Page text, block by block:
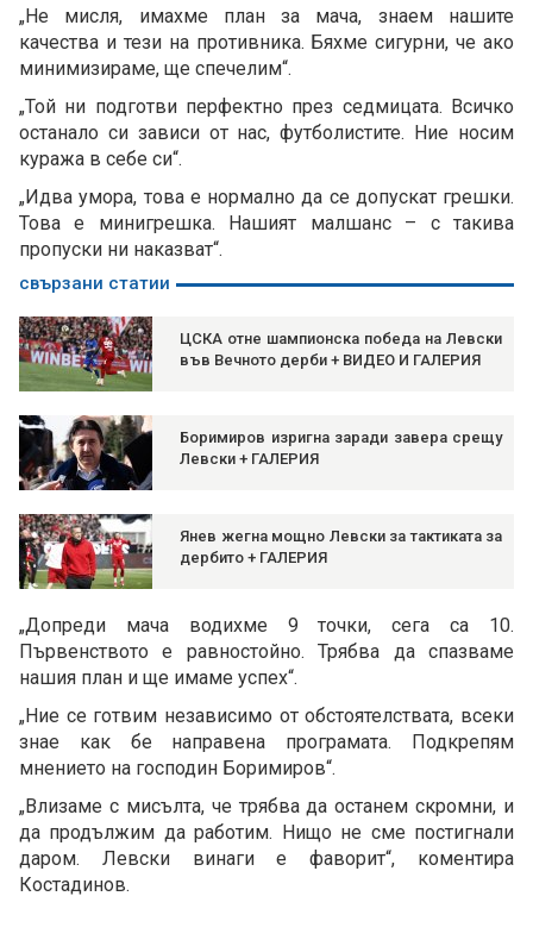
„Не мисля, имахме план за мача, знаем нашите
качества и тези на противника. Бяхме сигурни, че ако
минимизираме, ще спечелим“.
„Той ни подготви перфектно през седмицата. Всичко
останало си зависи от нас, футболистите. Ние носим
куража в себе си“.
„Идва умора, това е нормално да се допускат грешки.
Това е минигрешка. Нашият малшанс – с такива
пропуски ни наказват“.
свързани статии
ЦСКА отне шампионска победа на Левски
във Вечното дерби + ВИДЕО И ГАЛЕРИЯ
Боримиров изригна заради завера срещу
Левски + ГАЛЕРИЯ
Янев жегна мощно Левски за тактиката за
дербито + ГАЛЕРИЯ
„Допреди мача водихме 9 точки, сега са 10.
Първенството е равностойно. Трябва да спазваме
нашия план и ще имаме успех“.
„Ние се готвим независимо от обстоятелствата, всеки
знае как бе направена програмата. Подкрепям
мнението на господин Боримиров“.
„Влизаме с мисълта, че трябва да останем скромни, и
да продължим да работим. Нищо не сме постигнали
даром. Левски винаги е фаворит“, коментира
Костадинов.